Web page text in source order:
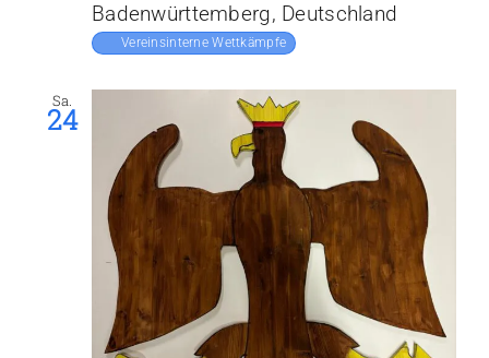
Badenwürttemberg, Deutschland
Vereinsinterne Wettkämpfe
Sa.
24